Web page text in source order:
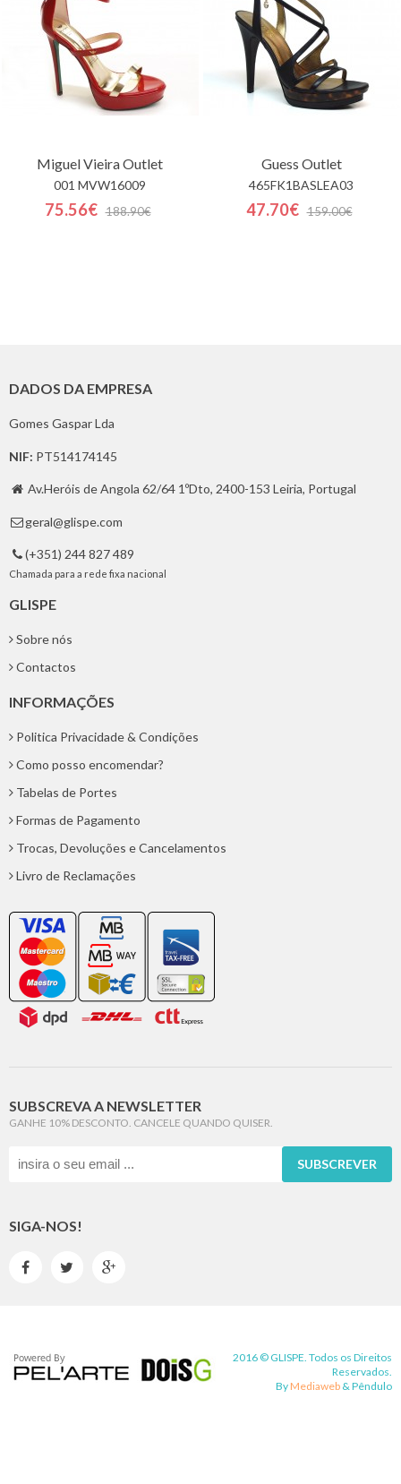
Miguel VieiraOutlet
001 MVW16009
75.56€ 188.90€
Guess Outlet
465FK1BASLEA03
47.70€ 159.00€
DADOS DA EMPRESA
Gomes Gaspar Lda
NIF: PT514174145
 Av.Heróis de Angola 62/64 1ºDto, 2400-153 Leiria, Portugal
 geral@glispe.com
 (+351) 244 827 489
Chamada para a rede fixa nacional
GLISPE
Sobre nós
Contactos
INFORMAÇÕES
Politica Privacidade & Condições
Como posso encomendar?
Tabelas de Portes
Formas de Pagamento
Trocas, Devoluções e Cancelamentos
Livro de Reclamações
SUBSCREVA A NEWSLETTER
GANHE 10% DESCONTO. CANCELE QUANDO QUISER.
SUBSCREVER
SIGA-NOS!
  
2016 © GLISPE. Todos os Direitos
Reservados.
By Mediaweb & Pêndulo